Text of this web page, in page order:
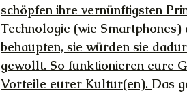
schöpfen ihre vernünftigsten
Technologie (wie Smartphones)
behaupten, sie würden sie
gewollt. So funktionieren eure
Vorteile eurer Kultur(en). Das